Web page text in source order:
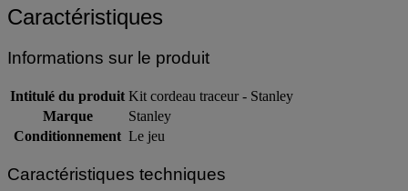
Caractéristiques
Informations sur le produit
Intitulé du produit Kit cordeau traceur - Stanley
Marque
Stanley
Conditionnement Le jeu
Caractéristiques techniques